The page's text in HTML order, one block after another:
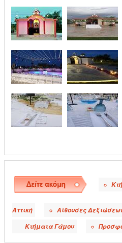
●
Αττική ● Αίθουσες
Κτήματα Γάμου ●